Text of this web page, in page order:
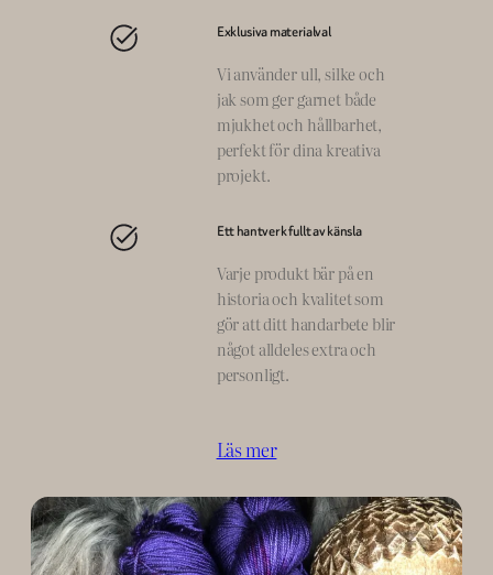
Exklusiva materialval
Vi använder ull, silke och
jak som ger garnet både
mjukhet och hållbarhet,
perfekt för dina kreativa
projekt.
Ett hantverk fullt av känsla
Varje produkt bär på en
historia och kvalitet som
gör att ditt handarbete blir
något alldeles extra och
personligt.
Läs mer